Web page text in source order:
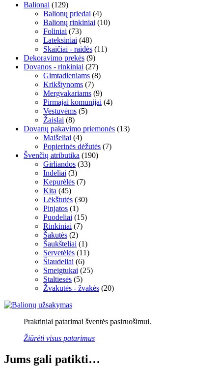
Balionai (129)
Balionų priedai (4)
Balionų rinkiniai (10)
Foliniai (73)
Lateksiniai (48)
Skaičiai - raidės (11)
Dekoravimo prekės (9)
Dovanos - rinkiniai (27)
Gimtadieniams (8)
Krikštynoms (7)
Mergvakariams (9)
Pirmajai komunijai (4)
Vestuvėms (5)
Žaislai (8)
Dovanų pakavimo priemonės (13)
Maišeliai (4)
Popierinės dėžutės (7)
Švenčių atributika (190)
Girliandos (33)
Indeliai (3)
Kepurėlės (7)
Kita (45)
Lėkštutės (30)
Pinjatos (1)
Puodeliai (15)
Rinkiniai (7)
Šakutės (2)
Šaukšteliai (1)
Servetėlės (11)
Šiaudeliai (6)
Smeigtukai (25)
Staltiesės (5)
Žvakutės - žvakės (20)
Praktiniai patarimai šventės pasiruošimui.
Žiūrėti visus patarimus
Jums gali patikti…